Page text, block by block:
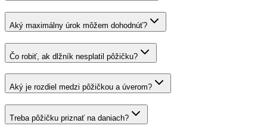
Aký maximálny úrok môžem dohodnúť?
Čo robiť, ak dlžník nesplatil pôžičku?
Aký je rozdiel medzi pôžičkou a úverom?
Treba pôžičku priznať na daniach?